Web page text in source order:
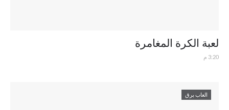
لعبة الكرة المغامرة
3:20 م
العاب برق